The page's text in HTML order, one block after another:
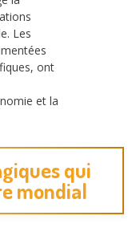
Les
ont
et la
qui
mondial